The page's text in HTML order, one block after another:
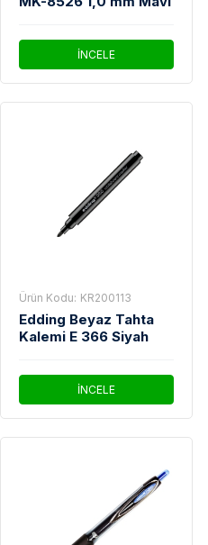
İNCELE
Ürün Kodu: KR200113
Edding Beyaz Tahta
Kalemi E 366 Siyah
İNCELE